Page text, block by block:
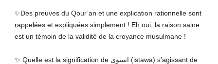
✨Des preuves du Qour’an et une explication rationnelle sont
rappelées et expliquées simplement ! Eh oui, la raison saine
est un témoin de la validité de la croyance musulmane !
✨ Quelle est la signification de استوى (istawa) s’agissant de